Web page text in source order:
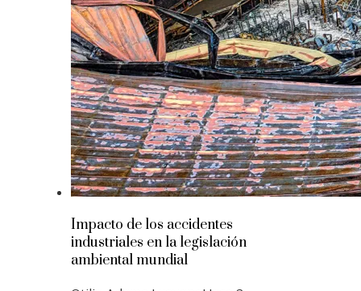
Impacto de los accidentes
industriales en la legislación
ambiental mundial